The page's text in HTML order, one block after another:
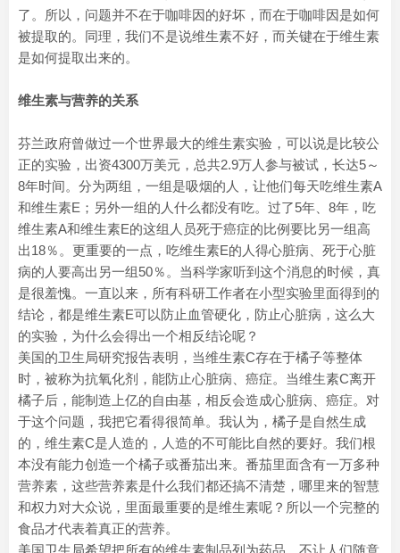
了。所以，问题并不在于咖啡因的好坏，而在于咖啡因是如何
被提取的。同理，我们不是说维生素不好，而关键在于维生素
是如何提取出来的。
维生素与营养的关系
芬兰政府曾做过一个世界最大的维生素实验，可以说是比较公
正的实验，出资4300万美元，总共2.9万人参与被试，长达5～
8年时间。分为两组，一组是吸烟的人，让他们每天吃维生素A
和维生素E；另外一组的人什么都没有吃。过了5年、8年，吃
维生素A和维生素E的这组人员死于癌症的比例要比另一组高
出18％。更重要的一点，吃维生素E的人得心脏病、死于心脏
病的人要高出另一组50％。当科学家听到这个消息的时候，真
是很羞愧。一直以来，所有科研工作者在小型实验里面得到的
结论，都是维生素E可以防止血管硬化，防止心脏病，这么大
的实验，为什么会得出一个相反结论呢？
美国的卫生局研究报告表明，当维生素C存在于橘子等整体
时，被称为抗氧化剂，能防止心脏病、癌症。当维生素C离开
橘子后，能制造上亿的自由基，相反会造成心脏病、癌症。对
于这个问题，我把它看得很简单。我认为，橘子是自然生成
的，维生素C是人造的，人造的不可能比自然的要好。我们根
本没有能力创造一个橘子或番茄出来。番茄里面含有一万多种
营养素，这些营养素是什么我们都还搞不清楚，哪里来的智慧
和权力对大众说，里面最重要的是维生素呢？所以一个完整的
食品才代表着真正的营养。
美国卫生局希望把所有的维生素制品列为药品，不让人们随意